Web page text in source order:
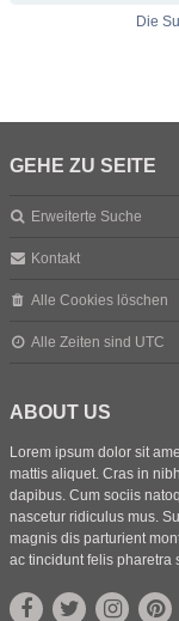
Die
GEHE ZU SEITE
Erweiterte Suche
Kontakt
Alle Cookies löschen
Alle Zeiten sind UTC
ABOUT US
Lorem ipsum dolor sit
mattis aliquet. Cras in
dapibus. Cum sociis
nascetur ridiculus mus.
magnis dis parturient
ac tincidunt felis pharetra